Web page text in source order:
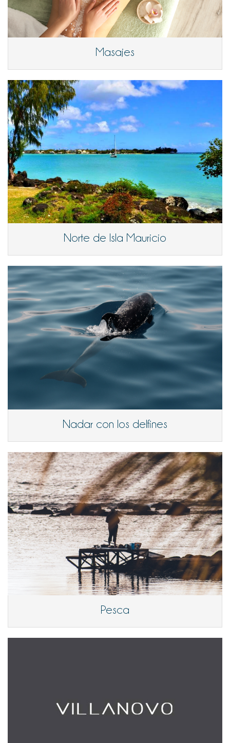
Masajes
Norte de Isla Mauricio
Nadar con los delfines
Pesca